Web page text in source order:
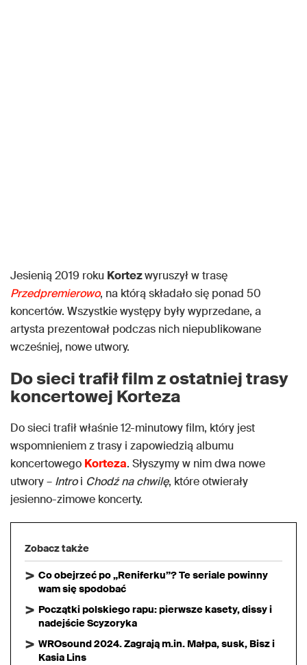
Jesienią 2019 roku Kortezwyruszył w trasę
Przedpremierowo, na którą składało się ponad 50
koncertów. Wszystkie występy były wyprzedane, a
artysta prezentował podczas nich niepublikowane
wcześniej, nowe utwory.
Do sieci trafił film z ostatniej trasy
koncertowej Korteza
Do sieci trafił właśnie 12-minutowy film, który jest
wspomnieniem z trasy i zapowiedzią albumu
koncertowego Korteza. Słyszymy w nim dwa nowe
utwory – Introi Chodź na chwilę, które otwierały
jesienno-zimowe koncerty.
Zobacz także
Co obejrzeć po „Reniferku”? Te seriale powinny
wam się spodobać
Początki polskiego rapu: pierwsze kasety, dissy i
nadejście Scyzoryka
WROsound 2024. Zagrają m.in. Małpa, susk, Bisz i
Kasia Lins